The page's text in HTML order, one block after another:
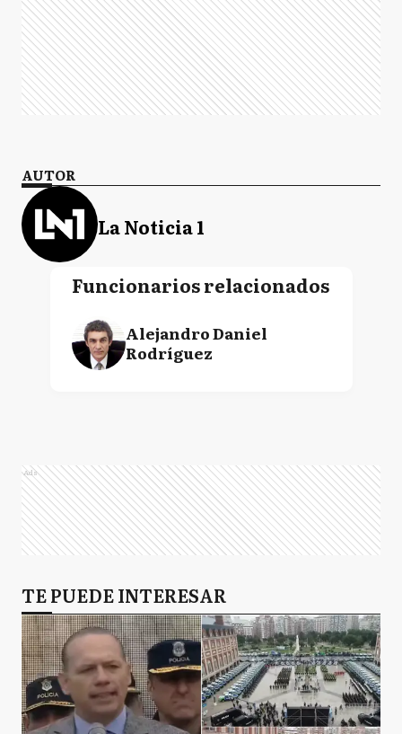
AUTOR
La Noticia 1
Funcionarios relacionados
Alejandro Daniel
Rodríguez
Ads
TE PUEDE INTERESAR